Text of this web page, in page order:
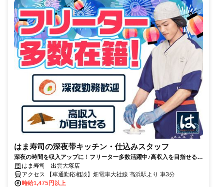
はま寿司の深夜帯キッチン・仕込みスタッフ
深夜の時間を収入アップに！フリーター多数活躍中♪高収入を目指せる環
境です！
はま寿司 出雲大塚店
アクセス 【車通勤応相談】畑電車大社線 高浜駅より 車3分
時給1,475円以上